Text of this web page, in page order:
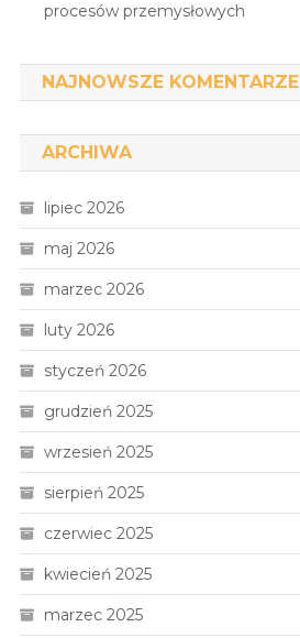
procesów przemysłowych
NAJNOWSZE KOMENTARZE
ARCHIWA
lipiec 2026
maj 2026
marzec 2026
luty 2026
styczeń 2026
grudzień 2025
wrzesień 2025
sierpień 2025
czerwiec 2025
kwiecień 2025
marzec 2025